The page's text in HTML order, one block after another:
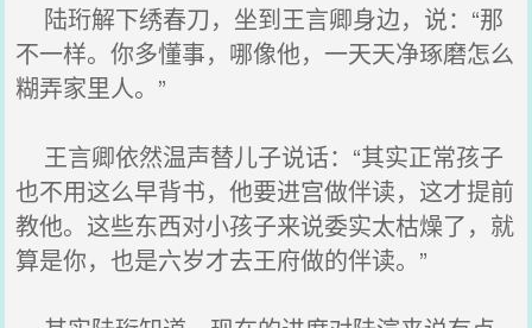
陆珩解下绣春刀，坐到王言卿身边，说：“那
不一样。你多懂事，哪像他，一天天净琢磨怎么
糊弄家里人。”
王言卿依然温声替儿子说话：“其实正常孩子
也不用这么早背书，他要进宫做伴读，这才提前
教他。这些东西对小孩子来说委实太枯燥了，就
算是你，也是六岁才去王府做的伴读。”